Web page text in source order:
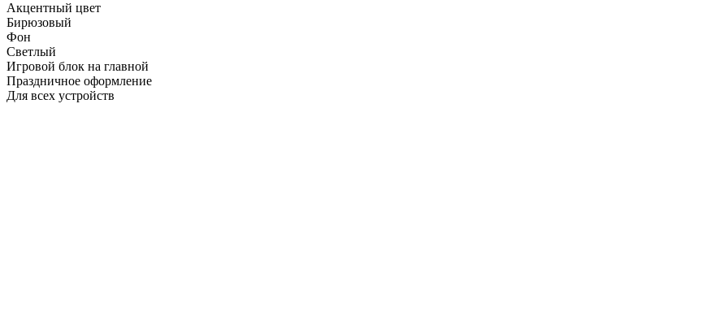
Акцентный цвет
Бирюзовый
Фон
Светлый
Игровой блок на главной
Праздничное оформление
Для всех устройств